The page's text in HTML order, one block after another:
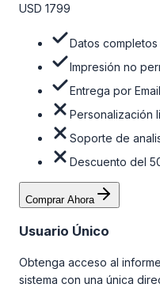
USD 1799
Datos
Impresión no
Entrega por Email
Personalización
Soporte de
Descuento del
Comprar Ahora
Usuario Único
Obtenga acceso al
sistema con una única